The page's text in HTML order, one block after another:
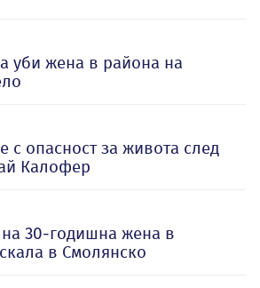
уби жена в района на
с опасност за живота след
Калофер
на 30-годишна жена в
в Смолянско